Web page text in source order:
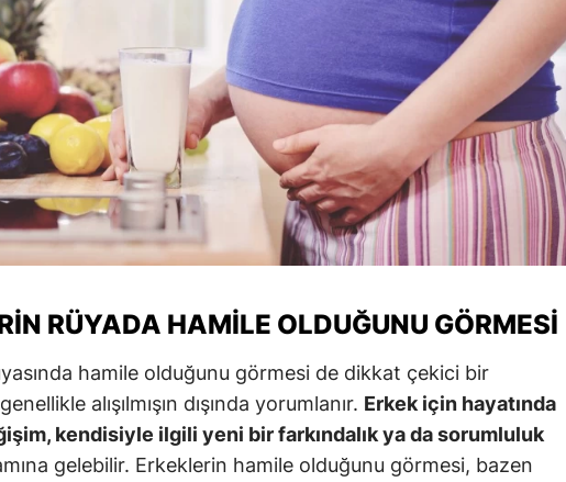
Gümüşhane
Hakkari
Hatay
Isparta
Mersin
İzmir
Kars
Kastamonu
Kayseri
RÜYADA HAMILE OLDUĞUNU GÖRMESI
hamile olduğunu görmesi de dikkat çekici bir
alışılmışın dışında yorumlanır. Erkek için hayatında
kendisiyle ilgili yeni bir farkındalık ya da sorumluluk
gelebilir. Erkeklerin hamile olduğunu görmesi, bazen